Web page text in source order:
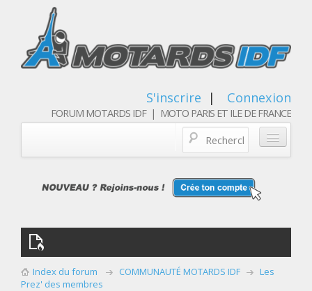
S'inscrire | Connexion
FORUM MOTARDS IDF | MOTO PARIS ET ILE DE FRANCE
Qui sommes nous
Les membres
Index du forum COMMUNAUTÉ MOTARDS IDF
Les
Prez' des membres